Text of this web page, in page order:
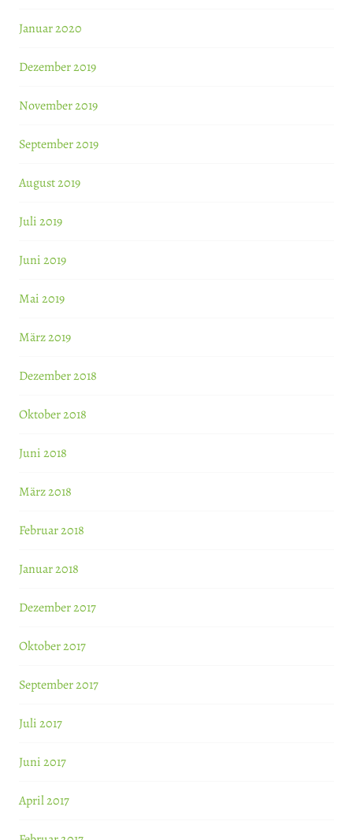
Januar 2020
Dezember 2019
November 2019
September 2019
August 2019
Juli 2019
Juni 2019
Mai 2019
März 2019
Dezember 2018
Oktober 2018
Juni 2018
März 2018
Februar 2018
Januar 2018
Dezember 2017
Oktober 2017
September 2017
Juli 2017
Juni 2017
April 2017